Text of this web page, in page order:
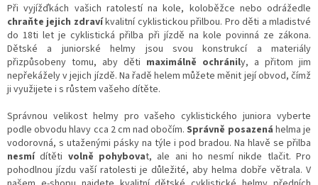
Při vyjížďkách vašich ratolestí na kole, koloběžce nebo odrážedle
chraňte jejich zdravíkvalitní cyklistickou přilbou. Pro děti a mladistvé
do 18ti let je cyklistická přilba při jízdě na kole povinná ze zákona.
Dětské a juniorské helmy jsou svou konstrukcí a materiály
přizpůsobeny tomu, aby děti maximálně ochránily, a přitom jim
nepřekážely v jejich jízdě. Na řadě helem můžete měnit její obvod, čímž
ji využijete i s růstem vašeho dítěte.
Správnou velikost helmy pro vašeho cyklistického juniora vyberte
podle obvodu hlavy cca 2 cm nad obočím.Správně posazená helma je
vodorovná, s utaženými pásky na týle i pod bradou. Na hlavě se přilba
nesmídítěti volně pohybovat, ale ani ho nesmí nikde tlačit. Pro
pohodlnou jízdu vaší ratolesti je důležité, aby helma dobře větrala. V